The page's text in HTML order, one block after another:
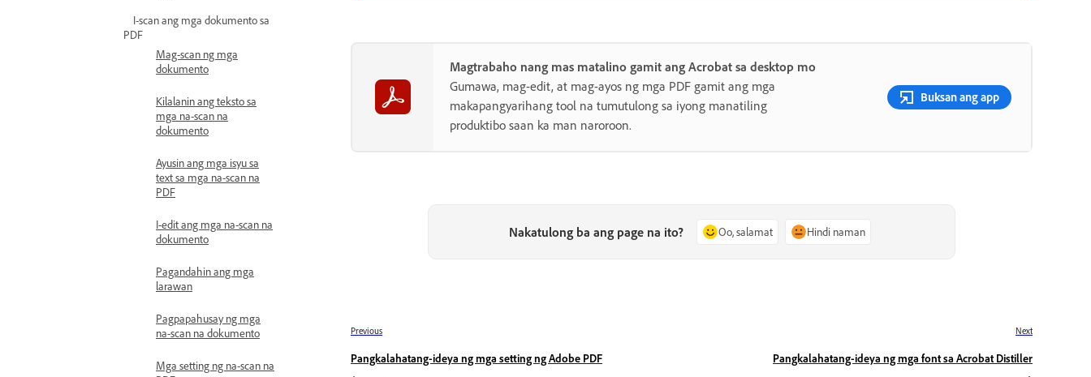
I-scan ang mga dokumento sa
PDF
Mag-scan ng mga
dokumento
Kilalanin ang teksto sa
mga na-scan na
dokumento
Ayusin ang mga isyu sa
text sa mga na-scan na
PDF
I-edit ang mga na-scan na
dokumento
Pagandahin ang mga
larawan
Pagpapahusay ng mga
na-scan na dokumento
Mga setting ng na-scan na
Magtrabaho nang mas matalino gamit ang Acrobat sa desktop mo
Gumawa, mag-edit, at mag-ayos ng mga PDF gamit ang mga
makapangyarihang tool na tumutulong sa iyong manatiling
produktibo saan ka man naroroon.
Buksan ang app
Nakatulong ba ang page na ito? Oo, salamat Hindi naman
Previous
Pangkalahatang-ideya ng mga setting ng Adobe PDF
Next
Pangkalahatang-ideya ng mga font sa Acrobat Distiller